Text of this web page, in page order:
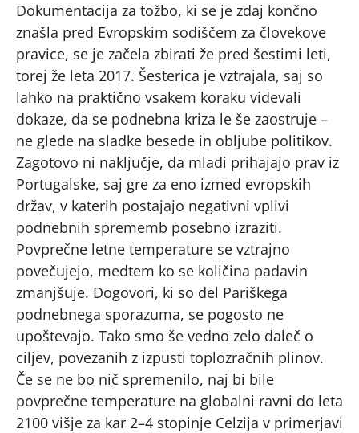
Dokumentacija za tožbo, ki se je zdaj končno
znašla pred Evropskim sodiščem za človekove
pravice, se je začela zbirati že pred šestimi leti,
torej že leta 2017. Šesterica je vztrajala, saj so
lahko na praktično vsakem koraku videvali
dokaze, da se podnebna kriza le še zaostruje –
ne glede na sladke besede in obljube politikov.
Zagotovo ni naključje, da mladi prihajajo prav iz
Portugalske, saj gre za eno izmed evropskih
držav, v katerih postajajo negativni vplivi
podnebnih sprememb posebno izraziti.
Povprečne letne temperature se vztrajno
povečujejo, medtem ko se količina padavin
zmanjšuje. Dogovori, ki so del Pariškega
podnebnega sporazuma, se pogosto ne
upoštevajo. Tako smo še vedno zelo daleč o
ciljev, povezanih z izpusti toplozračnih plinov.
Če se ne bo nič spremenilo, naj bi bile
povprečne temperature na globalni ravni do leta
2100 višje za kar 2–4 stopinje Celzija v primerjavi